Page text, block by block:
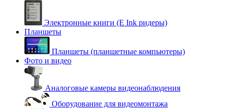
Электронные книги (E Ink ридеры)
Планшеты
Планшеты (планшетные компьютеры)
Фото и видео
Аналоговые камеры видеонаблюдения
Оборудование для видеомонтажа